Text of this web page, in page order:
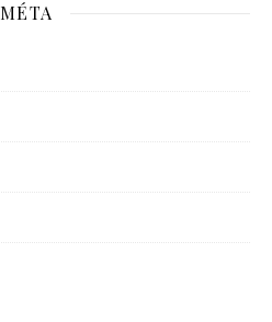
MÉTA